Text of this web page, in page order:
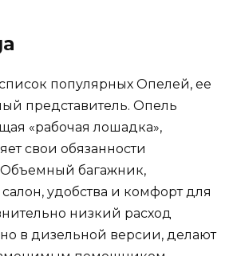
популярных Опелей, ее
представитель. Опель
«рабочая лошадка»,
свои обязанности
Объемный багажник,
удобства и комфорт для
низкий расход
в дизельной версии, делают